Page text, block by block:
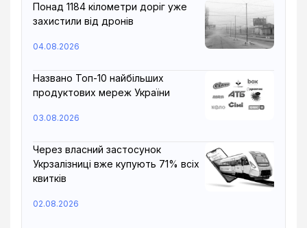
Понад 1184 кілометри доріг уже
захистили від дронів
04.08.2026
Названо Топ-10 найбільших
продуктових мереж України
03.08.2026
Через власний застосунок
Укрзалізниці вже купують 71% всіх
квитків
02.08.2026